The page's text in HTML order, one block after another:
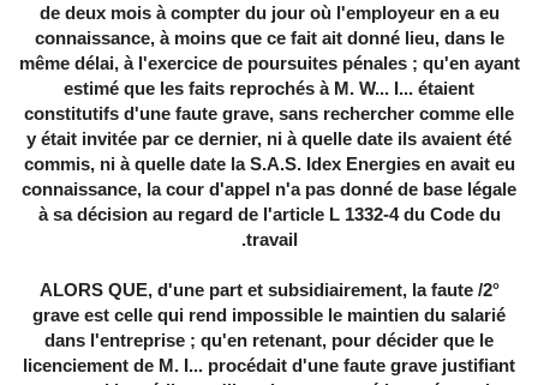
de deux mois à compter du jour où l'employeur en a eu
connaissance, à moins que ce fait ait donné lieu, dans le
même délai, à l'exercice de poursuites pénales ; qu'en ayant
estimé que les faits reprochés à M. W... I... étaient
constitutifs d'une faute grave, sans rechercher comme elle
y était invitée par ce dernier, ni à quelle date ils avaient été
commis, ni à quelle date la S.A.S. Idex Energies en avait eu
connaissance, la cour d'appel n'a pas donné de base légale
à sa décision au regard de l'article L 1332-4 du Code du
travail.
2°/ ALORS QUE, d'une part et subsidiairement, la faute
grave est celle qui rend impossible le maintien du salarié
dans l'entreprise ; qu'en retenant, pour décider que le
licenciement de M. I... procédait d'une faute grave justifiant